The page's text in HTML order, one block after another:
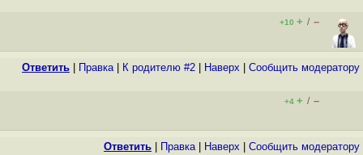
+10 + / –
Ответить Правка| К родителю #2 Наверх Cообщить модератору
+4 + / –
Ответить Правка| Наверх Cообщить модератору